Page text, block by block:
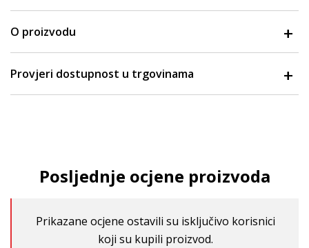
O proizvodu
Provjeri dostupnost u trgovinama
Posljednje ocjene proizvoda
Prikazane ocjene ostavili su isključivo korisnici
koji su kupili proizvod.